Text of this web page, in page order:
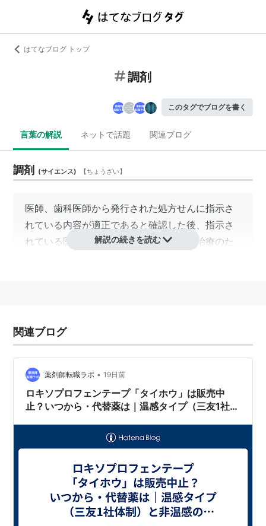
はてなブログ トップ
調剤
このタグでブログを書く
言葉の解説 ネットで話題 関連ブログ
調剤 (サイエンス) 【ちょうざい】
医師、歯科医師から発行された処方せんに指示さ
れている内容が適正であると確認した後、指示さ
れている医薬品を使用して患者の疾患の治療のた
処方の修正など適切な措置を行うこと
日本薬剤師会編 調剤指針 第十改訂より
調剤指針では処方薬の確認、薬剤の調製、患者さんへの
認、薬剤の調製までを「調剤」と呼ぶ場合が多いと考え
られる。
患者さんへの説明は「服薬指導」とされる場合が多い。
解説の続きを読む
関連ブログ
薬剤師転職ラボ • 19日前
ロキソプロフェンテープ「タイホウ」は販売中
止？いつから・代替薬は｜温感タイプ（三友1社体